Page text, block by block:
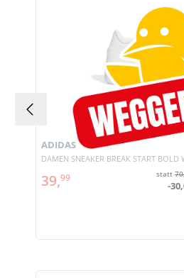
DAMEN SNEAKER BREAK START BOLD
ADIDAS
39,99 statt
-